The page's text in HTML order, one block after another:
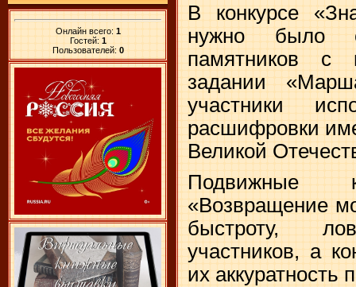
Онлайн всего: 1
Гостей: 1
Пользователей: 0
В конкурсе
нужно было
памятников с
задании
участники
расшифровки
Великой
Подвижные
«Возвращение
быстроту,
участников, а
их аккуратность